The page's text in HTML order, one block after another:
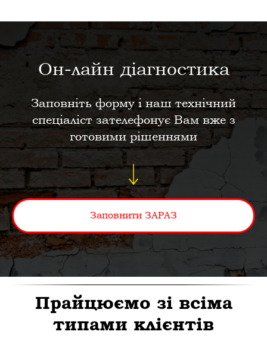
Он-лайн діагностика
Заповніть форму і наш технічний
спеціаліст зателефонує Вам вже з
готовими рішеннями
Заповнити ЗАРАЗ
Прайцюємо зі всіма
типами клієнтів